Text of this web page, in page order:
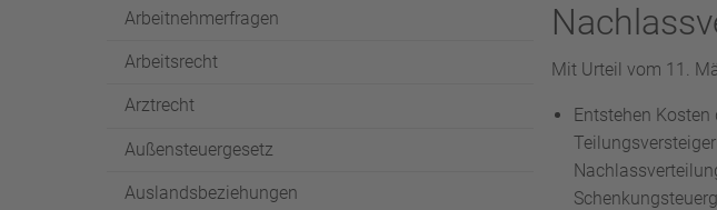
Arbeitnehmerfragen
Arbeitsrecht
Arztrecht
Außensteuergesetz
Auslandsbeziehungen
Mit Urteil vom 11.
Entstehen